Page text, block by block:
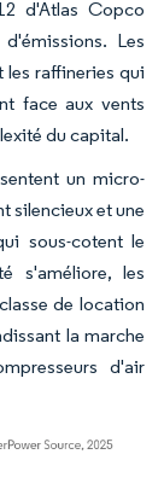
d'Atlas Copco
Les
les raffineries qui
face aux vents
du capital.
un micro-
silencieux et une
sous-cotent le
s'améliore, les
de location
la marche
d'air